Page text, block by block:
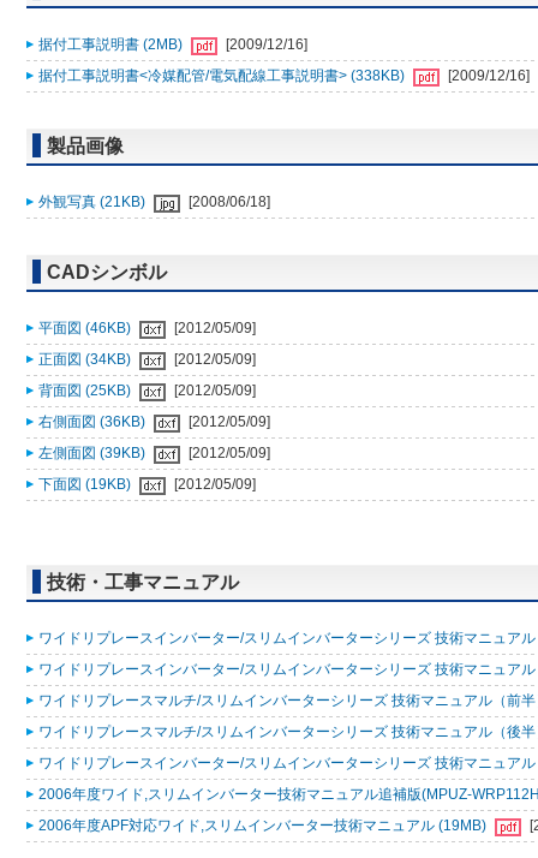
据付工事説明書 (2MB)
[2009/12/16]
据付工事説明書<冷媒配管/電気配線工事説明書> (338KB)
[2009/12/16]
製品画像
外観写真 (21KB) [2008/06/18]
CADシンボル
平面図 (46KB)
[2012/05/09]
正面図 (34KB)
[2012/05/09]
背面図 (25KB)
[2012/05/09]
右側面図 (36KB)
[2012/05/09]
左側面図 (39KB)
[2012/05/09]
下面図 (19KB)
[2012/05/09]
技術・工事マニュアル
ワイドリプレースインバーター/スリムインバーターシリーズ 技術マニュア
ワイドリプレースインバーター/スリムインバーターシリーズ 技術マニュア
ワイドリプレースマルチ/スリムインバーターシリーズ 技術マニュアル（前
ワイドリプレースマルチ/スリムインバーターシリーズ 技術マニュアル（後
ワイドリプレースインバーター/スリムインバーターシリーズ 技術マニュア
2006年度ワイド,スリムインバーター技術マニュアル追補版(MPUZ-
2006年度APF対応ワイド,スリムインバーター技術マニュアル (19MB)